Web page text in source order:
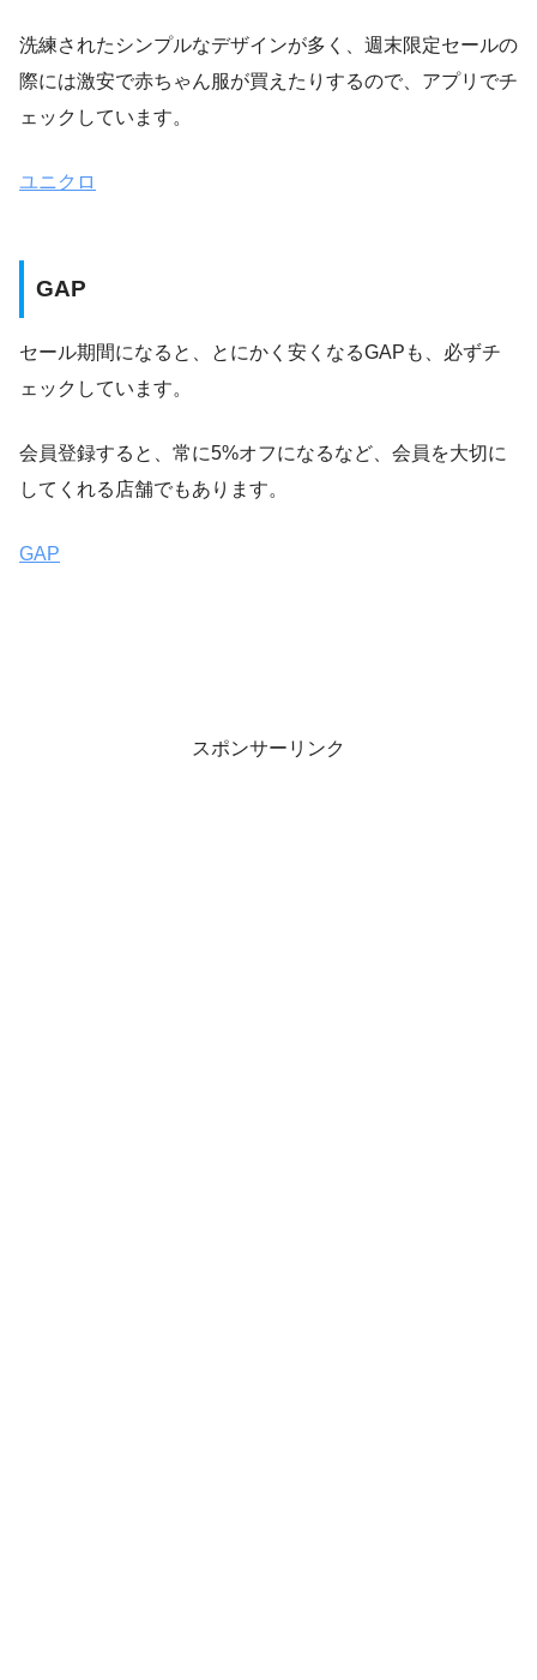
洗練されたシンプルなデザインが多く、週末限定セールの
際には激安で赤ちゃん服が買えたりするので、アプリでチ
ェックしています。
ユニクロ
GAP
セール期間になると、とにかく安くなるGAPも、必ずチ
ェックしています。
会員登録すると、常に5%オフになるなど、会員を大切に
してくれる店舗でもあります。
GAP
スポンサーリンク